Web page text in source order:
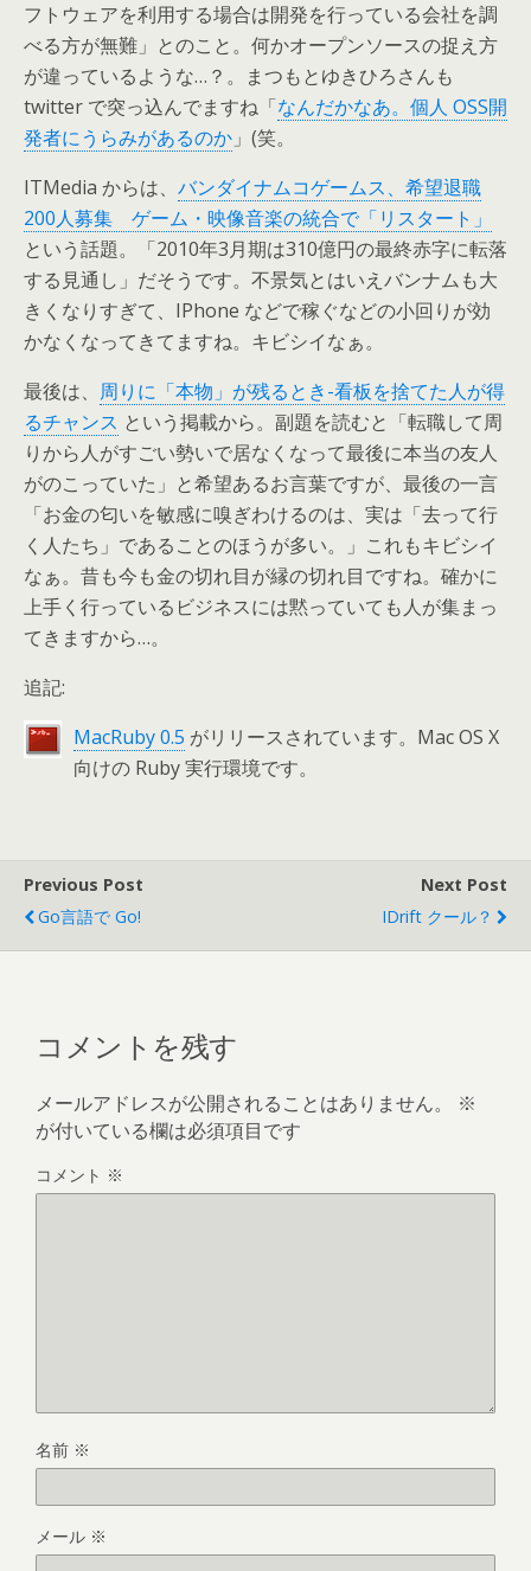
フトウェアを利用する場合は開発を行っている会社を調
べる方が無難」とのこと。何かオープンソースの捉え方
が違っているような…？。まつもとゆきひろさんも
twitter で突っ込んでますね「なんだかなあ。個人 OSS開
発者にうらみがあるのか 」(笑。
ITMedia からは、 バンダイナムコゲームス、希望退職
200人募集 ゲーム・映像音楽の統合で「リスタート」
という話題。「2010年3月期は310億円の最終赤字に転落
する見通し」だそうです。不景気とはいえバンナムも大
きくなりすぎて、IPhone などで稼ぐなどの小回りが効
かなくなってきてますね。キビシイなぁ。
最後は、 周りに「本物」が残るとき-看板を捨てた人が得
るチャンス という掲載から。副題を読むと「転職して周
りから人がすごい勢いで居なくなって最後に本当の友人
がのこっていた」と希望あるお言葉ですが、最後の一言
「お金の匂いを敏感に嗅ぎわけるのは、実は「去って行
く人たち」であることのほうが多い。」これもキビシイ
なぁ。昔も今も金の切れ目が縁の切れ目ですね。確かに
上手く行っているビジネスには黙っていても人が集まっ
てきますから…。
追記:
MacRuby 0.5 がリリースされています。Mac OS X
向けの Ruby 実行環境です。
Previous Post
Go言語で Go!
Next Post
IDrift クール？
コメントを残す
メールアドレスが公開されることはありません。
※
が付いている欄は必須項目です
コメント ※
名前 ※
メール ※